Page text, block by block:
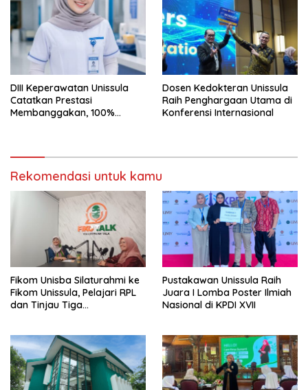
DIII Keperawatan Unissula
Catatkan Prestasi
Membanggakan, 100%
Dosen Kedokteran Unissula
Raih Penghargaan Utama di
Konferensi Internasional
Rekomendasi untuk kamu
Fikom Unisba Silaturahmi ke
Fikom Unissula, Pelajari RPL
dan Tinjau Tiga
Pustakawan Unissula Raih
Juara I Lomba Poster Ilmiah
Nasional di KPDI XVII